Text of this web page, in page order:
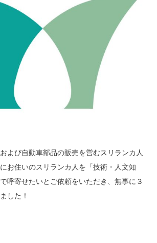
よび自動車部品の販売を営むスリランカ人
お住いのスリランカ人を「技術・人文知
呼寄せたいとご依頼をいただき、無事に３
した！